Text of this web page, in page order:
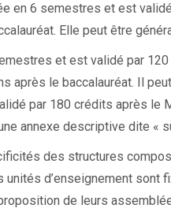
en 6 semestres et est
Elle peut être
et est validé par
après le baccalauréat. Il
par 180 crédits après le
annexe descriptive dite «
des structures
d’enseignement sont
de leurs